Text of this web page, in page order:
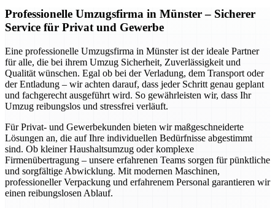
Professionelle Umzugsfirma in Münster – Sicherer
Service für Privat und Gewerbe
Eine professionelle Umzugsfirma in Münster ist der ideale Partner
für alle, die bei ihrem Umzug Sicherheit, Zuverlässigkeit und
Qualität wünschen. Egal ob bei der Verladung, dem Transport oder
der Entladung – wir achten darauf, dass jeder Schritt genau geplant
und fachgerecht ausgeführt wird. So gewährleisten wir, dass Ihr
Umzug reibungslos und stressfrei verläuft.
Für Privat- und Gewerbekunden bieten wir maßgeschneiderte
Lösungen an, die auf Ihre individuellen Bedürfnisse abgestimmt
sind. Ob kleiner Haushaltsumzug oder komplexe
Firmenübertragung – unsere erfahrenen Teams sorgen für pünktliche
und sorgfältige Abwicklung. Mit modernen Maschinen,
professioneller Verpackung und erfahrenem Personal garantieren wir
einen reibungslosen Ablauf.